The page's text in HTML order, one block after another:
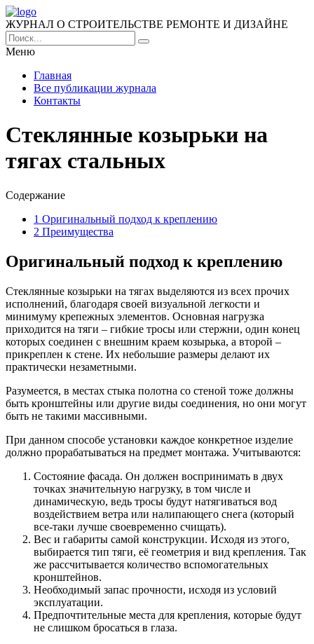
ЖУРНАЛ О СТРОИТЕЛЬСТВЕ РЕМОНТЕ И ДИЗАЙНЕ
Меню
Главная
Все публикации журнала
Контакты
Стеклянные козырьки на
тягах стальных
Содержание
1 Оригинальный подход к креплению
2 Преимущества
Оригинальный подход к креплению
Стеклянные козырьки на тягах выделяются из всех прочих
исполнений, благодаря своей визуальной легкости и
минимуму крепежных элементов. Основная нагрузка
приходится на тяги – гибкие тросы или стержни, один конец
которых соединен с внешним краем козырька, а второй –
прикреплен к стене. Их небольшие размеры делают их
практически незаметными.
Разумеется, в местах стыка полотна со стеной тоже должны
быть кронштейны или другие виды соединения, но они могут
быть не такими массивными.
При данном способе установки каждое конкретное изделие
должно прорабатываться на предмет монтажа. Учитываются:
Состояние фасада. Он должен воспринимать в двух
точках значительную нагрузку, в том числе и
динамическую, ведь тросы будут натягиваться вод
воздействием ветра или налипающего снега (который
все-таки лучше своевременно счищать).
Вес и габариты самой конструкции. Исходя из этого,
выбирается тип тяги, её геометрия и вид крепления. Так
же рассчитывается количество вспомогательных
кронштейнов.
Необходимый запас прочности, исходя из условий
эксплуатации.
Предпочтительные места для крепления, которые будут
не слишком бросаться в глаза.